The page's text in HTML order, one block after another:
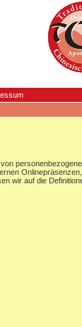
wir auf die